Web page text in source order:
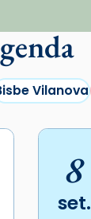
Vilanova
8
set.